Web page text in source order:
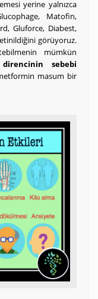
yerine yalnızca
Matofin,
Gluforce, Diabest,
görüyoruz.
mümkün
sebebi
masum bir